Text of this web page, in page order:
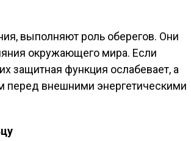
выполняют роль оберегов. Они
окружающего мира. Если
защитная функция ослабевает, а
перед внешними энергетическими